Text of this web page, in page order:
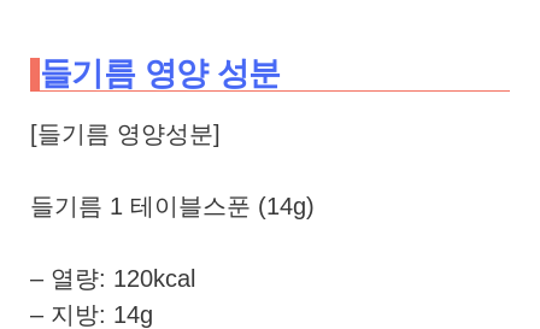
들기름 영양 성분
[들기름 영양성분]
들기름 1 테이블스푼 (14g)
– 열량: 120kcal
– 지방: 14g